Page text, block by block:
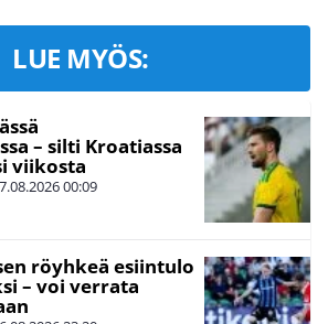
LUE MYÖS:
– silti Kroatiassa
viikosta
00:09
röyhkeä esiintulo
– voi verrata